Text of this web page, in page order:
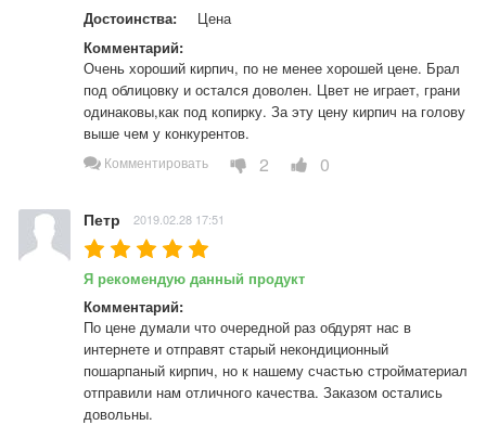
Достоинства:
Цена
Комментарий:
Очень хороший кирпич, по не менее хорошей цене. Брал
под облицовку и остался доволен. Цвет не играет, грани
одинаковы,как под копирку. За эту цену кирпич на голову
выше чем у конкурентов.
Комментировать 2 0
Петр 2019.02.28 17:51
Я рекомендую данный продукт
Комментарий:
По цене думали что очередной раз обдурят нас в
интернете и отправят старый некондиционный
пошарпаный кирпич, но к нашему счастью стройматериал
отправили нам отличного качества. Заказом остались
довольны.